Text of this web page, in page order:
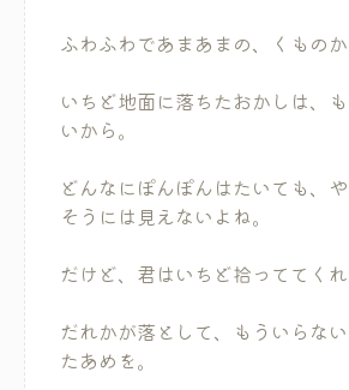
ふわふわであまあまの、くものか
いちど地面に落ちたおかしは、
いから。
どんなにぽんぽんはたいても、
そうには見えないよね。
だけど、君はいちど拾っててくれ
だれかが落として、もういらな
たあめを。